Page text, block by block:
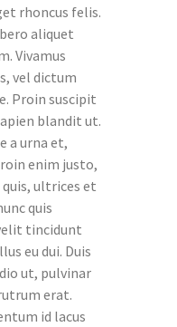
rhoncus felis.
aliquet
Vivamus
vel dictum
Proin suscipit
blandit ut.
a urna et,
enim justo,
ultrices et
quis
tincidunt
eu dui. Duis
ut, pulvinar
erat.
id lacus